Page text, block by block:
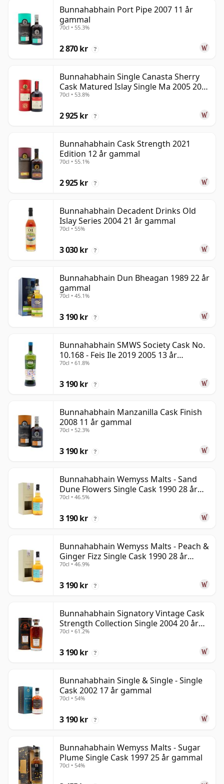
Bunnahabhain Port Pipe 2007 11 år
gammal
70cl • 55.3%
2 870 kr ?
Bunnahabhain Single Canasta Sherry
Cask Matured Islay Single Ma 2005 20
år gammal
70cl • 53.8%
2 925 kr ?
Bunnahabhain Cask Strength 2021
Edition 12 år gammal
70cl • 55.1%
2 925 kr ?
Bunnahabhain Decadent Drinks Old
Islay Series 2004 21 år gammal
70cl • 55%
3 030 kr ?
Bunnahabhain Dun Bheagan 1989 22 år
gammal
70cl • 45.1%
3 190 kr ?
Bunnahabhain SMWS Society Cask No.
10.168 - Feis Ile 2019 2005 13 år
gammal
70cl • 61.8%
3 190 kr ?
Bunnahabhain Manzanilla Cask Finish
2008 11 år gammal
70cl • 52.3%
3 190 kr ?
Bunnahabhain Wemyss Malts - Sand
Dune Flowers Single Cask 1990 28 år
gammal
70cl • 46.5%
3 190 kr ?
Bunnahabhain Wemyss Malts - Peach &
Ginger Fizz Single Cask 1990 28 år
gammal
70cl • 46.9%
3 190 kr ?
Bunnahabhain Signatory Vintage Cask
Strength Collection Single 2004 20 år
gammal
70cl • 61.2%
3 190 kr ?
Bunnahabhain Single & Single - Single
Cask 2002 17 år gammal
70cl • 54%
3 190 kr ?
Bunnahabhain Wemyss Malts - Sugar
Plume Single Cask 1997 25 år gammal
70cl • 54%